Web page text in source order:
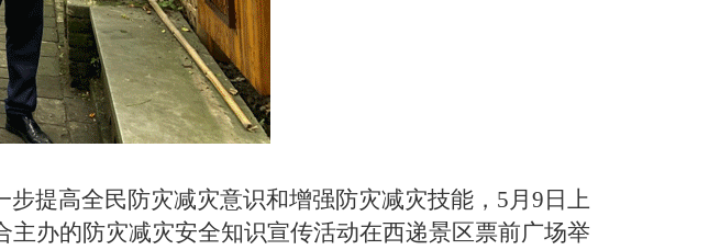
步提高全民防灾减灾意识和增强防灾减灾技能， 5月 9 日上
办的防灾减灾安全知识宣传活动在西递景区票前广场举